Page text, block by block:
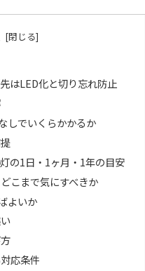
はLED化と切り忘れ防止
しでいくらかかるか
の1日・1ヶ月・1年の目安
こまで気にすべきか
よいか
応条件